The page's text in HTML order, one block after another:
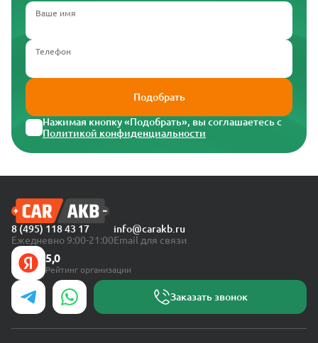
Ваше имя
Телефон
Подобрать
Нажимая кнопку «Подобрать», вы соглашаетесь с
Политикой конфиденциальности
8 (495) 118 43 17
Ежедневно 9:00-21:00
info@carakb.ru
Email для связи
5,0
Рейтинг организации
Заказать звонок